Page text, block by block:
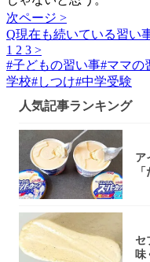
次ページ >
Q現在も続いている習い
1 2 3 >
#子どもの習い事#ママの
学校#しつけ#中学受験
人気記事ランキング
ア
セ
味